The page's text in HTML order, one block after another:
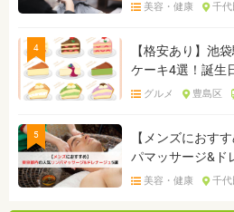
美容・健康 千代
4
【格安あり】池
ケーキ4選！誕生
グルメ 豊島区
5
【メンズにおす
パマッサージ&ド
美容・健康 千代